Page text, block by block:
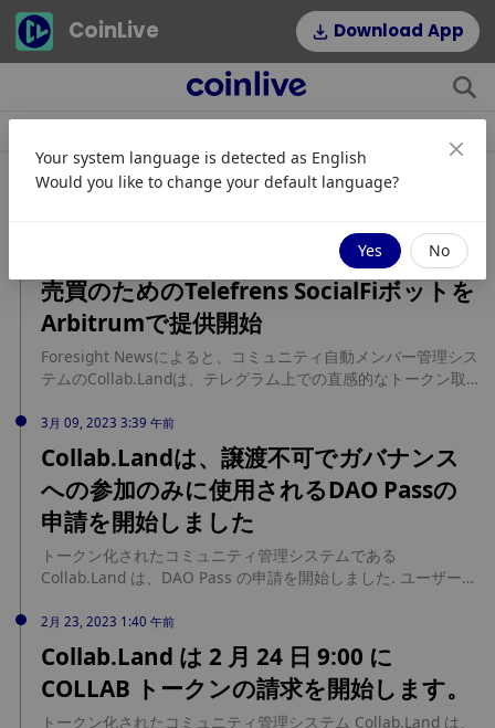
CoinLive Download App
関連ニュース
Collab.Land、テレグラムでのトークン
売買のためのTelefrens SocialFiボットを
Arbitrumで提供開始
Foresight Newsによると、コミュニティ自動メンバー管理シス
テムのCollab.Landは、テレグラム上での直感的なトークン取
した。Telefrensはトークンゲートグループにも使用でき、ク
リエイターにはロイヤリティ報酬を提供する。セキュリティを
確保するため、Telefrensはアカウントの抽象化とPasskey二要
素認証を使用している。 クリエイターは、スマートコントラク
トに組み込まれたロイヤリティシステムを通じて、各売買取引
に5％のロイヤリティを強制することができる。ユーザーは、
Telefrensを使ってTelegram上にトークングループを自動的に
設定することができる。
3月 09, 2023 3:39 午前
Collab.Landは、譲渡不可でガバナンス
への参加のみに使用されるDAO Passの
申請を開始しました
トークン化されたコミュニティ管理システムである
Collab.Land は、DAO Pass の申請を開始しました. ユーザーが
ーザーはそれに申請し、Collab.Land DAO のガバナンスに参加
できます. Collab.Land は、DAO パスは譲渡も売却もできず、
それを要求したウォレットから離れることはできないと述べて
います。また、1 つのウォレットに複数の DAO パスを含める
2月 23, 2023 1:40 午前
Collab.Land は 2 月 24 日 9:00 に
COLLAB トークンの請求を開始します。
トークン化されたコミュニティ管理システム Collab.Land は、
Your system language is detected as English
Would you like to change your default language?
Yes No